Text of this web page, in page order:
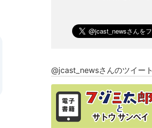
@jcast_newsさんのツイート